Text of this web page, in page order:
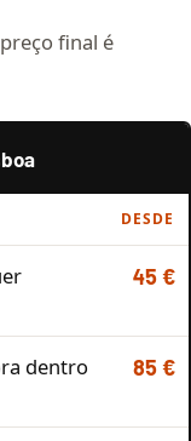
final é
DESDE
45 €
dentro
85 €